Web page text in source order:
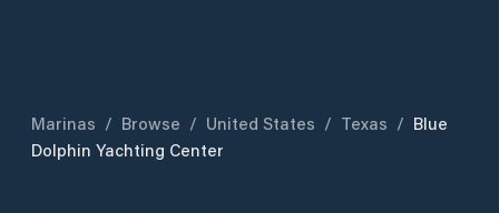
Marinas / Browse / United States / Texas / Blue
Dolphin Yachting Center